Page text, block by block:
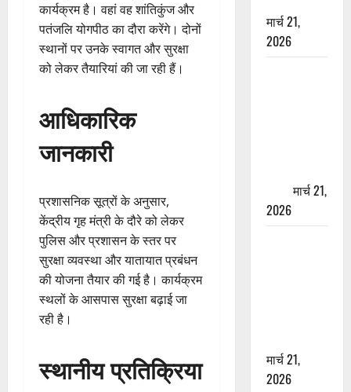
कार्यक्रम है। वहां वह शांतिकुंज और
पतंजलि योगपीठ का दौरा करेंगे। दोनों
स्थानों पर उनके स्वागत और सुरक्षा
को लेकर तैयारियां की जा रही हैं।
आधिकारिक
जानकारी
प्रशासनिक सूत्रों के अनुसार,
केंद्रीय गृह मंत्री के दौरे को लेकर
पुलिस और प्रशासन के स्तर पर
सुरक्षा व्यवस्था और यातायात प्रबंधन
की योजना तैयार की गई है। कार्यक्रम
स्थलों के आसपास सुरक्षा बढ़ाई जा
रही है।
स्थानीय प्रतिक्रिया
मार्च 21,
2026
मार्च 21,
2026
मार्च 21,
2026